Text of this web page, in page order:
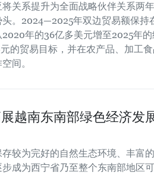
关系提升为全面战略伙伴关系两
头。2024—2025年双边贸易额保持
年的36亿多美元增至2025年
的贸易目标，并在农产品、加工
间。
越南东南部绿色经济发
较为完好的自然生态环境、丰富
成为西宁省乃至整个东南部地区